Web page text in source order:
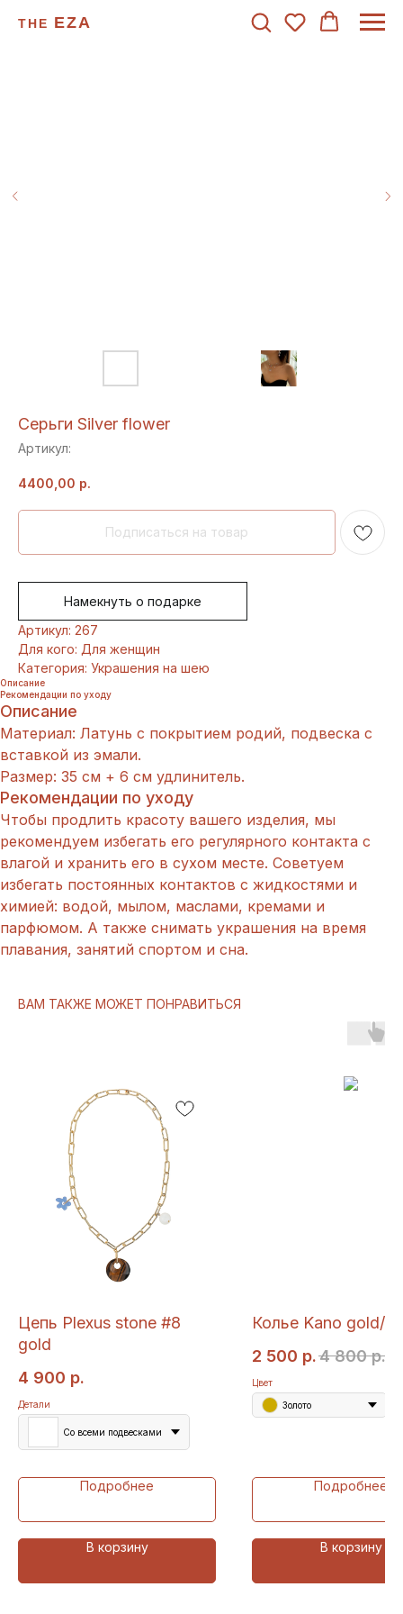
THE EZA
Серьги Silver flower
Артикул:
4400,00 р.
Намекнуть о подарке
Артикул: 267
Для кого: Для женщин
Категория: Украшения на шею
Описание
Рекомендации по уходу
Описание
Материал: Латунь с покрытием родий, подвеска с
вставкой из эмали.
Размер: 35 см + 6 см удлинитель.
Рекомендации по уходу
Чтобы продлить красоту вашего изделия, мы
рекомендуем избегать его регулярного контакта с
влагой и хранить его в сухом месте. Советуем
избегать постоянных контактов с жидкостями и
химией: водой, мылом, маслами, кремами и
парфюмом. А также снимать украшения на время
плавания, занятий спортом и сна.
ВАМ ТАКЖЕ МОЖЕТ ПОНРАВИТЬСЯ
Цепь Plexus stone #8
gold
4 900 р.
Детали
Со всеми подвесками
Подробнее
В корзину
Колье Kano gold/
2 500 р.4 800 р.
Цвет
Золото
Подробнее
В корзину